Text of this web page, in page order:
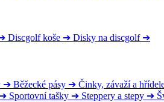
Discgolf koše ➔ Disky na discgolf ➔
➔ Běžecké pásy ➔ Činky, závaží a
➔ Sportovní tašky ➔ Steppery a stepy ➔